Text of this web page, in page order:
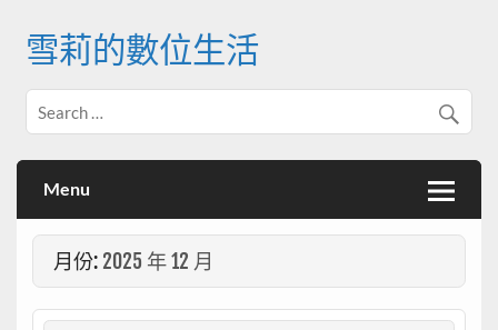
content雪莉的數位生活
Menu
月份: 2025 年 12 月